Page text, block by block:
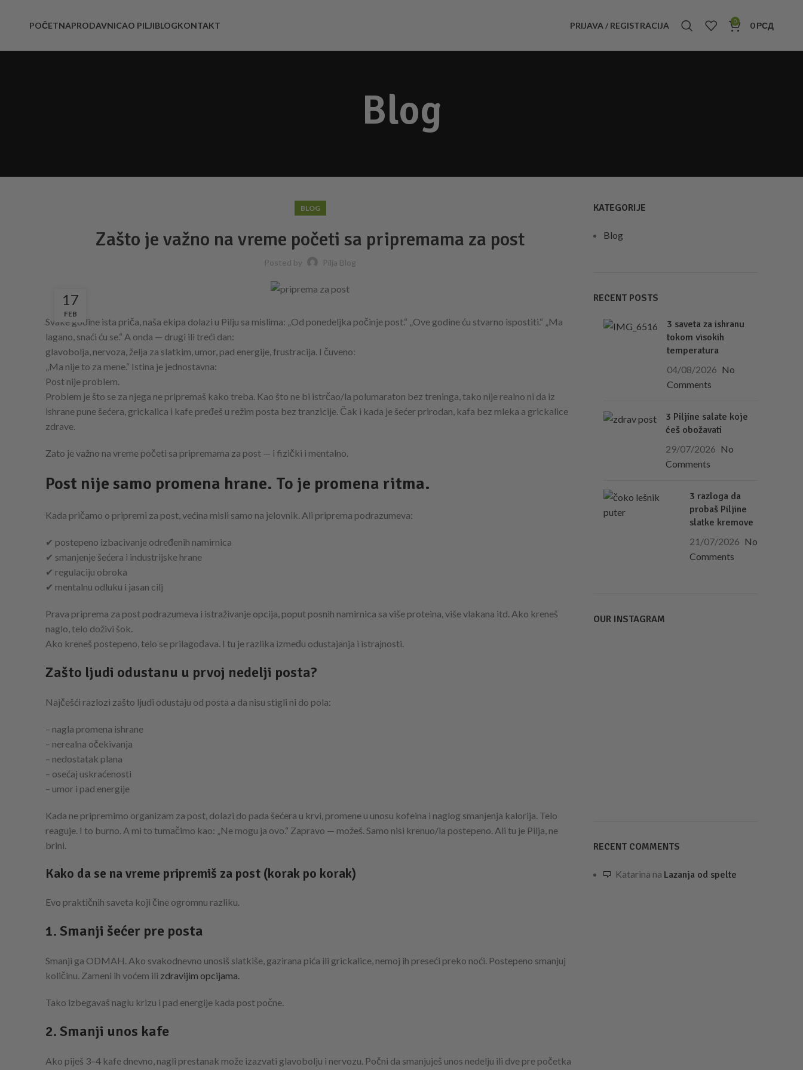
POČETNAPRODAVNICAO PILJIBLOGKONTAKT PRIJAVA / REGISTRACIJA 0 0РСД
Blog
BLOG
Zašto je važno na vreme početi sa pripremama za post
Posted by Pilja Blog
17
FEB
Svake godine ista priča, naša ekipa dolazi u Pilju sa mislima: „Od ponedeljka počinje post.“ „Ove godine ću stvarno ispostiti.“ „Ma
lagano, snaći ću se.“ A onda — drugi ili treći dan:
glavobolja, nervoza, želja za slatkim, umor, pad energije, frustracija. I čuveno:
„Ma nije to za mene.“ Istina je jednostavna:
Post nije problem.
Problem je što se za njega ne pripremaš kako treba. Kao što ne bi istrčao/la polumaraton bez treninga, tako nije realno ni da iz
ishrane pune šećera, grickalica i kafe pređeš u režim posta bez tranzicije. Čak i kada je šećer prirodan, kafa bez mleka a grickalice
zdrave.
Zato je važno na vreme početi sa pripremama za post — i fizički i mentalno.
Post nije samo promena hrane. To je promena ritma.
Kada pričamo o pripremi za post, većina misli samo na jelovnik. Ali priprema podrazumeva:
✔ postepeno izbacivanje određenih namirnica
✔ smanjenje šećera i industrijske hrane
✔ regulaciju obroka
✔ mentalnu odluku i jasan cilj
Prava priprema za post podrazumeva i istraživanje opcija, poput posnih namirnica sa više proteina, više vlakana itd. Ako kreneš
naglo, telo doživi šok.
Ako kreneš postepeno, telo se prilagođava. I tu je razlika između odustajanja i istrajnosti.
Zašto ljudi odustanu u prvoj nedelji posta?
Najčešći razlozi zašto ljudi odustaju od posta a da nisu stigli ni do pola:
– nagla promena ishrane
– nerealna očekivanja
– nedostatak plana
– osećaj uskraćenosti
– umor i pad energije
Kada ne pripremimo organizam za post, dolazi do pada šećera u krvi, promene u unosu kofeina i naglog smanjenja kalorija. Telo
reaguje. I to burno. A mi to tumačimo kao: „Ne mogu ja ovo.“ Zapravo — možeš. Samo nisi krenuo/la postepeno. Ali tu je Pilja, ne
brini.
Kako da se na vreme pripremiš za post (korak po korak)
Evo praktičnih saveta koji čine ogromnu razliku.
1. Smanji šećer pre posta
Smanji ga ODMAH. Ako svakodnevno unosiš slatkiše, gazirana pića ili grickalice, nemoj ih preseći preko noći. Postepeno smanjuj
količinu. Zameni ih voćem ili zdravijim opcijama.
Tako izbegavaš naglu krizu i pad energije kada post počne.
2. Smanji unos kafe
Ako piješ 3–4 kafe dnevno, nagli prestanak može izazvati glavobolju i nervozu. Počni da smanjuješ unos nedelju ili dve pre početka
KATEGORIJE
Blog
RECENT POSTS
3 saveta za ishranu
tokom visokih
temperatura
04/08/2026 No
Comments
3 Piljine salate koje
ćeš obožavati
29/07/2026 No
Comments
3 razloga da
probaš Piljine
slatke kremove
21/07/2026 No
Comments
OUR INSTAGRAM
RECENT COMMENTS
Katarina na Lazanja od spelte